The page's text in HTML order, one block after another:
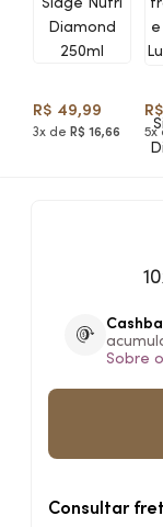
R$ 49,99
3x de R$ 16,66
Sobre o
Consultar